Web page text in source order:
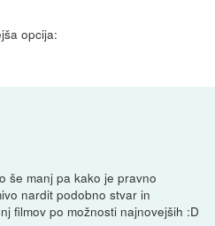
opcija:
še manj pa kako je pravno
nardit podobno stvar in
filmov po možnosti najnovejših :D